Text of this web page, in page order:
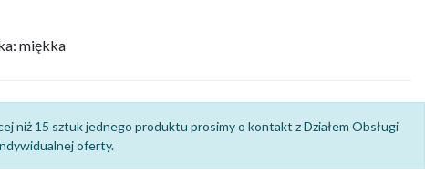
miękka
niż 15 sztuk jednego produktu prosimy o kontakt z Działem Obsługi
oferty.